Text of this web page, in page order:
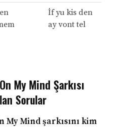
İf yu kis den
ay vont tel
My Mind Şarkısı
Sorular
My Mind şarkısını kim